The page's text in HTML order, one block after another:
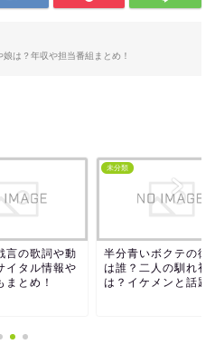
は？年収や担当番組まとめ！
言の歌詞や動
イタル情報や
まとめ！
未分類
半分青いボクテの彼
は誰？二人の馴れ初
は？イケメンと話題